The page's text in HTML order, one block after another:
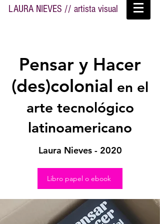
LAURA NIEVES // artista visual
Pensar y Hacer
(des)colonial en el
arte tecnológico
latinoamericano
Laura Nieves - 2020
Libro papel o ebook